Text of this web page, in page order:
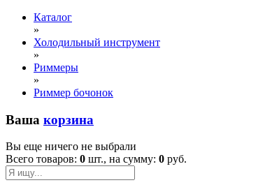
Каталог
»
Холодильный инструмент
»
Риммеры
»
Риммер бочонок
Ваша корзина
Вы еще ничего не выбрали
Всего товаров: 0 шт., на сумму: 0 руб.